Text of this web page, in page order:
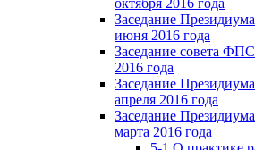
Заседание
июня 2016 года
Заседание совета
2016 года
Заседание
апреля 2016 года
Заседание
марта 2016 года